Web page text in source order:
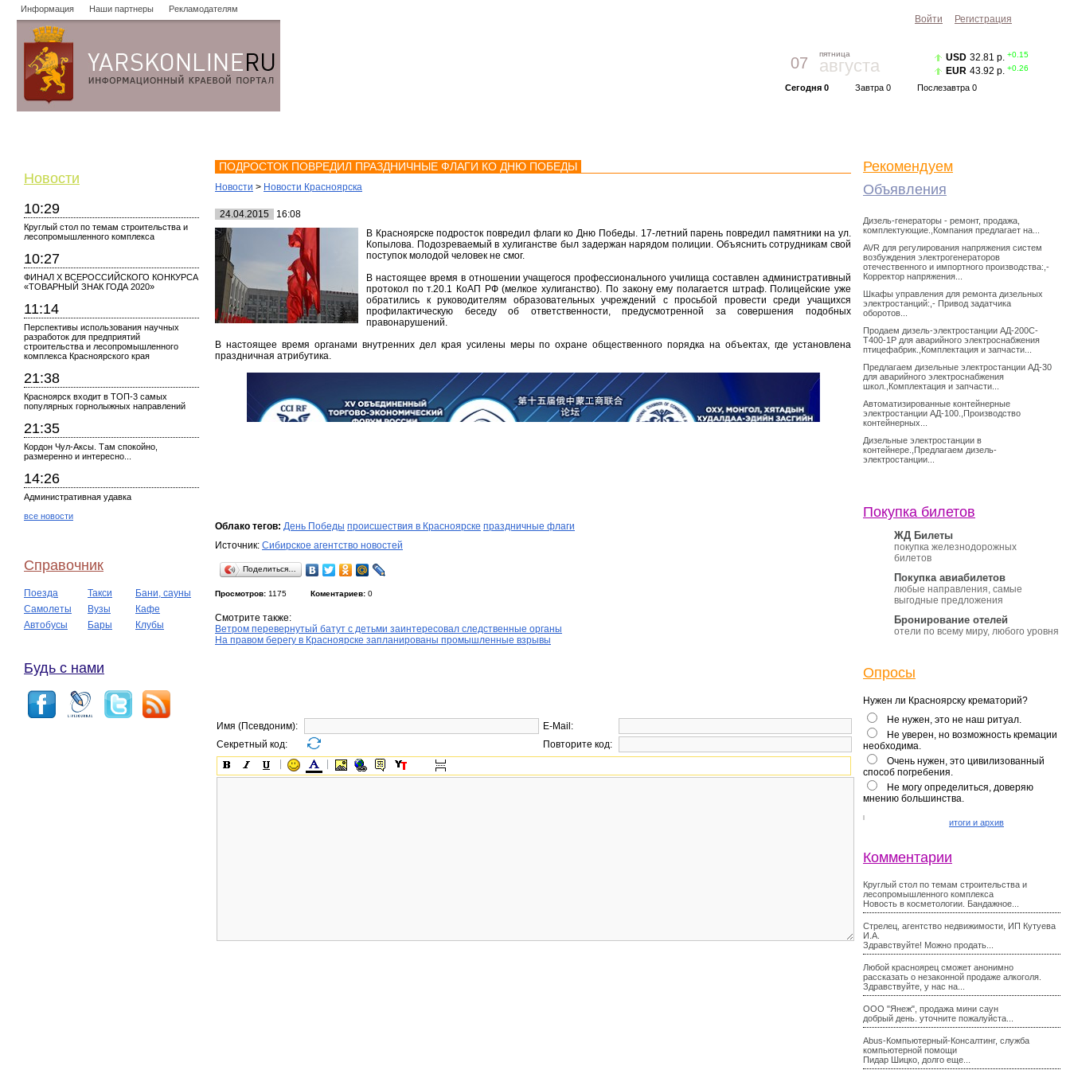
Информация Наши партнеры Рекламодателям
07
пятница
августа
Сегодня 0 Завтра 0 Послезавтра 0
USD 32.81 р. +0.15
EUR 43.92 р. +0.26
Новости
10:29
Круглый стол по темам строительства и
лесопромышленного комплекса
10:27
ФИНАЛ X ВСЕРОССИЙСКОГО КОНКУРСА
«ТОВАРНЫЙ ЗНАК ГОДА 2020»
11:14
Перспективы использования научных
разработок для предприятий
строительства и лесопромышленного
комплекса Красноярского края
21:38
Красноярск входит в ТОП-3 самых
популярных горнолыжных направлений
21:35
Кордон Чул-Аксы. Там спокойно,
размеренно и интересно...
14:26
Административная удавка
все новости
Справочник
Поезда Такси
Бани, сауны
Самолеты
Вузы
Кафе
Автобусы
Бары Клубы
Будь с нами
ПОДРОСТОК ПОВРЕДИЛ ПРАЗДНИЧНЫЕ ФЛАГИ КО ДНЮ ПОБЕДЫ
Новости > Новости Красноярска
24.04.2015
16:08
В Красноярске подросток повредил флаги ко Дню Победы. 17-летний парень повредил памятники на ул.
Копылова. Подозреваемый в хулиганстве был задержан нарядом полиции. Объяснить сотрудникам свой
поступок молодой человек не смог.
В настоящее время в отношении учащегося профессионального училища составлен административный
протокол по т.20.1 КоАП РФ (мелкое хулиганство). По закону ему полагается штраф. Полицейские уже
обратились к руководителям образовательных учреждений с просьбой провести среди учащихся
профилактическую беседу об ответственности, предусмотренной за совершения подобных
правонарушений.
В настоящее время органами внутренних дел края усилены меры по охране общественного порядка на объектах, где установлена
праздничная атрибутика.
Облако тегов: День Победы происшествия в Красноярске праздничные флаги
Источник: Сибирское агентство новостей
Поделиться…
Просмотров: 1175 Коментариев: 0
Смотрите также:
Ветром перевернутый батут с детьми заинтересовал следственные органы
На правом берегу в Красноярске запланированы промышленные взрывы
Имя (Псевдоним):
E-Mail:
Секретный код:
Повторите код:
Рекомендуем
Объявления
Дизель-генераторы - ремонт, продажа,
комплектующие.,Компания предлагает на...
AVR для регулирования напряжения систем
возбуждения электрогенераторов
отечественного и импортного производства:,-
Корректор напряжения...
Шкафы управления для ремонта дизельных
электростанций:,- Привод задатчика
оборотов...
Продаем дизель-электростанции АД-200С-
Т400-1Р для аварийного электроснабжения
птицефабрик.,Комплектация и запчасти...
Предлагаем дизельные электростанции АД-30
для аварийного электроснабжения
школ.,Комплектация и запчасти...
Автоматизированные контейнерные
электростанции АД-100.,Производство
контейнерных...
Дизельные электростанции в
контейнере.,Предлагаем дизель-
электростанции...
Покупка билетов
ЖД Билеты
покупка железнодорожных
билетов
Покупка авиабилетов
любые направления, самые
выгодные предложения
Бронирование отелей
отели по всему миру, любого уровня
Опросы
Нужен ли Красноярску крематорий?
Не нужен, это не наш ритуал.
Не уверен, но возможность кремации
необходима.
Очень нужен, это цивилизованный
способ погребения.
Не могу определиться, доверяю
мнению большинства.
итоги и архив
Комментарии
Круглый стол по темам строительства и
лесопромышленного комплекса
Новость в косметологии. Бандажное...
Стрелец, агентство недвижимости, ИП Кутуева
И.А.
Здравствуйте! Можно продать...
Любой красноярец сможет анонимно
рассказать о незаконной продаже алкоголя.
Здравствуйте, у нас на...
ООО "Янеж", продажа мини саун
добрый день. уточните пожалуйста...
Abus-Компьютерный-Консалтинг, служба
компьютерной помощи
Пидар Шицко, долго еще...
Войти Регистрация